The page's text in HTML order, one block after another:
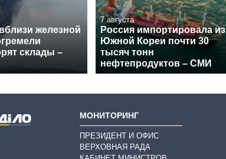
железной
склады –
7 августа
Россия импортировала из
Южной Кореи почти 30
тысяч тонн
нефтепродуктов – СМИ
МОНИТОРИНГ
ПРЕЗИДЕНТ И ОФИС
ВЕРХОВНАЯ РАДА